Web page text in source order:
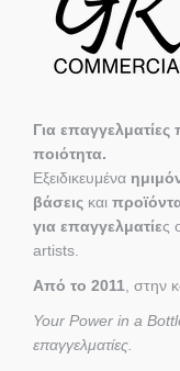
Για
ποιότητα.
Εξειδικευμένα
βάσεις και
για επαγγελματίες
artists.
Από το 2011 , στην
Your Power in a
επαγγελματίες.